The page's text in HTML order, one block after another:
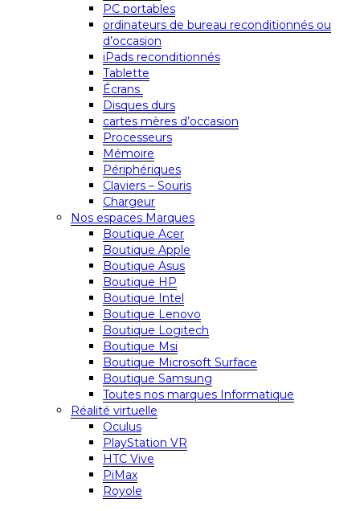
PC portables
ordinateurs de bureau reconditionnés ou
d’occasion
iPads reconditionnés
Tablette
Écrans
Disques durs
cartes mères d’occasion
Processeurs
Mémoire
Périphériques
Claviers – Souris
Chargeur
Nos espaces Marques
Boutique Acer
Boutique Apple
Boutique Asus
Boutique HP
Boutique Intel
Boutique Lenovo
Boutique Logitech
Boutique Msi
Boutique Microsoft Surface
Boutique Samsung
Toutes nos marques Informatique
Réalité virtuelle
Oculus
PlayStation VR
HTC Vive
PiMax
Royole